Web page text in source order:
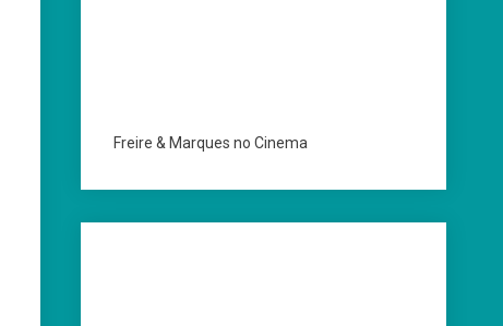
Freire & Marques no Cinema